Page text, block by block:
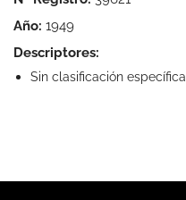
Año: 1949
Descriptores:
Sin clasificación específica